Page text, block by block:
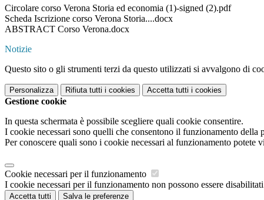
Circolare corso Verona Storia ed economia (1)-signed (2).pdf
Scheda Iscrizione corso Verona Storia....docx
ABSTRACT Corso Verona.docx
Notizie
Questo sito o gli strumenti terzi da questo utilizzati si avvalgono di
Personalizza Rifiuta tutti i cookies Accetta tutti i cookies
Gestione cookie
In questa schermata è possibile scegliere quali cookie consentire.
I cookie necessari sono quelli che consentono il funzionamento della
Per conoscere quali sono i cookie necessari al funzionamento potete
Cookie necessari per il funzionamento
I cookie necessari per il funzionamento non possono essere
Accetta tutti Salva le preferenze